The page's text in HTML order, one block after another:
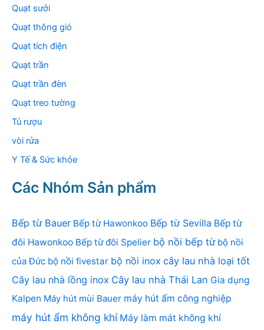
Quạt sưởi
Quạt thông gió
Quạt tích điện
Quạt trần
Quạt trần đèn
Quạt treo tường
Tủ rượu
vòi rửa
Y Tế & Sức khỏe
Các Nhóm Sản phẩm
Bếp từ Bauer Bếp từ Hawonkoo Bếp từ Sevilla Bếp từ
đôi Hawonkoo Bếp từ đôi Spelier bộ nồi bếp từ bộ nồi
của Đức bộ nồi fivestar bộ nồi inox cây lau nhà loại tốt
Cây lau nhà lồng inox Cây lau nhà Thái Lan Gia dụng
Kalpen Máy hút mùi Bauer máy hút ẩm công nghiệp
máy hút ẩm không khí Máy làm mát không khí